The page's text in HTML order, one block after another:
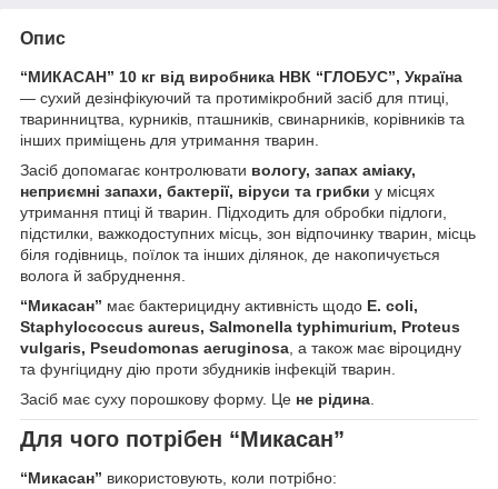
Опис
“МИКАСАН” 10 кг від виробника НВК “ГЛОБУС”, Україна
— сухий дезінфікуючий та протимікробний засіб для птиці,
тваринництва, курників, пташників, свинарників, корівників та
інших приміщень для утримання тварин.
Засіб допомагає контролювати вологу, запах аміаку,
неприємні запахи, бактерії, віруси та грибки у місцях
утримання птиці й тварин. Підходить для обробки підлоги,
підстилки, важкодоступних місць, зон відпочинку тварин, місць
біля годівниць, поїлок та інших ділянок, де накопичується
волога й забруднення.
“Микасан” має бактерицидну активність щодо E. coli,
Staphylococcus aureus, Salmonella typhimurium, Proteus
vulgaris, Pseudomonas aeruginosa , а також має віроцидну
та фунгіцидну дію проти збудників інфекцій тварин.
Засіб має суху порошкову форму. Це не рідина
Для чого потрібен “Микасан”
“Микасан” використовують, коли потрібно: